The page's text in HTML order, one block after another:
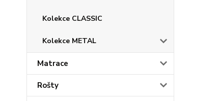
Kolekce CLASSIC
Kolekce METAL
Matrace
Rošty